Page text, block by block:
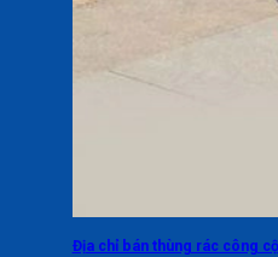
Địa chỉ bán thùng rác công